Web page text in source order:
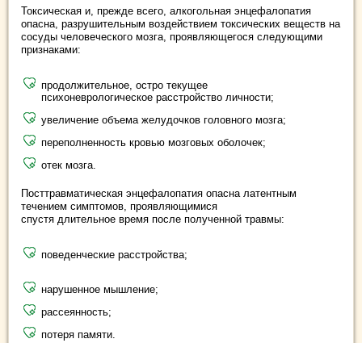
Токсическая и, прежде всего, алкогольная энцефалопатия
опасна, разрушительным воздействием токсических веществ на
сосуды человеческого мозга, проявляющегося следующими
признаками:
продолжительное, остро текущее
психоневрологическое расстройство личности;
увеличение объема желудочков головного мозга;
переполненность кровью мозговых оболочек;
отек мозга.
Посттравматическая энцефалопатия опасна латентным
течением симптомов, проявляющимися
спустя длительное время после полученной травмы:
поведенческие расстройства;
нарушенное мышление;
рассеянность;
потеря памяти.